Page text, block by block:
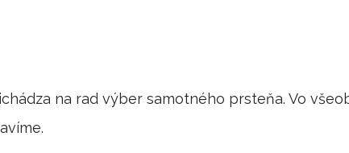
na rad výber samotného prsteňa. Vo